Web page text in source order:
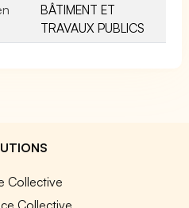
BÂTIMENT ET
TRAVAUX PUBLICS
Collective
Collective